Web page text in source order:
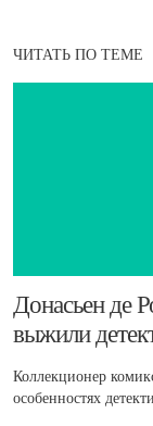
ЧИТАТЬ ПО ТЕМЕ
Донасьен де
выжили
Коллекционер
особенностях